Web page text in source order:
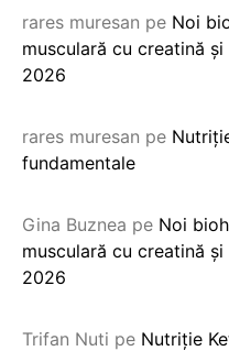
rares muresan pe Noi
musculară cu creatină
2026
rares muresan pe
fundamentale
Gina Buznea pe Noi
musculară cu creatină
2026
Trifan Nuti pe Nutriție